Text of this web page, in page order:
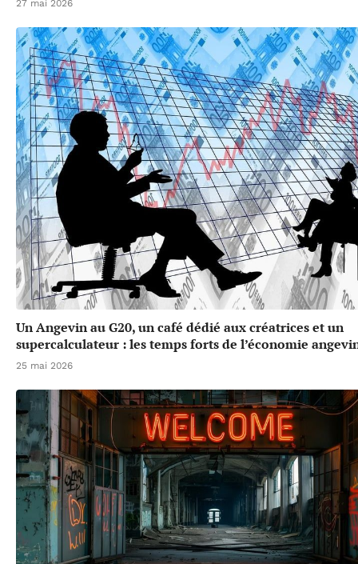
27 mai 2026
Un Angevin au G20, un café dédié aux créatrices et un
supercalculateur : les temps forts de l’économie
25 mai 2026